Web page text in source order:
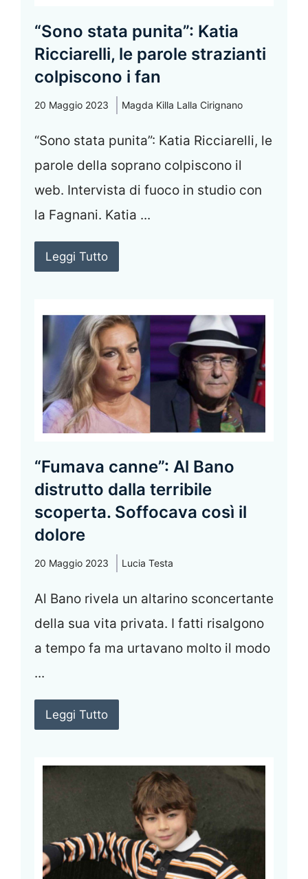
“Sono stata punita”: Katia
Ricciarelli, le parole strazianti
colpiscono i fan
20 Maggio 2023 Magda Killa Lalla Cirignano
“Sono stata punita”: Katia Ricciarelli, le
parole della soprano colpiscono il
web. Intervista di fuoco in studio con
la Fagnani. Katia ...
Leggi Tutto
“Fumava canne”: Al Bano
distrutto dalla terribile
scoperta. Soffocava così il
dolore
20 Maggio 2023 Lucia Testa
Al Bano rivela un altarino sconcertante
della sua vita privata. I fatti risalgono
a tempo fa ma urtavano molto il modo
...
Leggi Tutto